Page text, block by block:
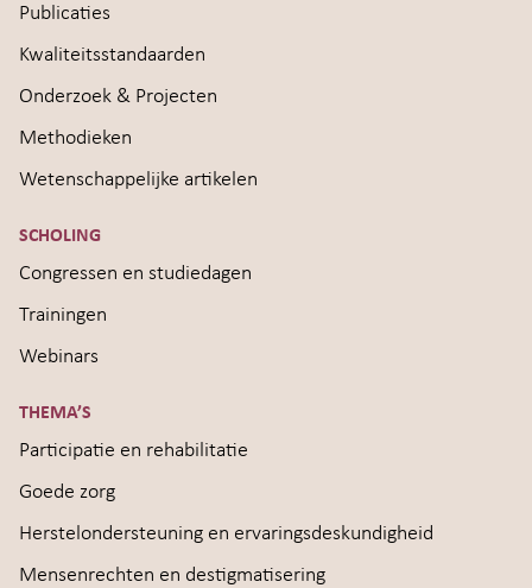
Publicaties
Kwaliteitsstandaarden
Onderzoek & Projecten
Methodieken
Wetenschappelijke artikelen
SCHOLING
Congressen en studiedagen
Trainingen
Webinars
THEMA’S
Participatie en rehabilitatie
Goede zorg
Herstelondersteuning en ervaringsdeskundigheid
Mensenrechten en destigmatisering